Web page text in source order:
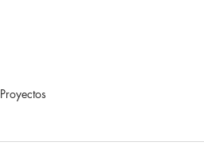
Proyectos